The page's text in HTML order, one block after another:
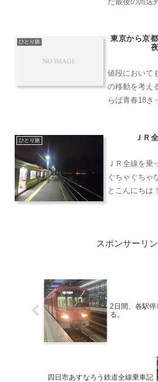
ひとり旅
東京から京
値段において
の移動を考え
らば青春18き
す。寝ている
ひとり旅 ＪＲ
ＪＲ全線を
ぐちゃぐちゃ
とこんにちは
そもそも複雑
スポンサーリ
2日間、各駅
る。
四日市あすなろう鉄道全線乗車記